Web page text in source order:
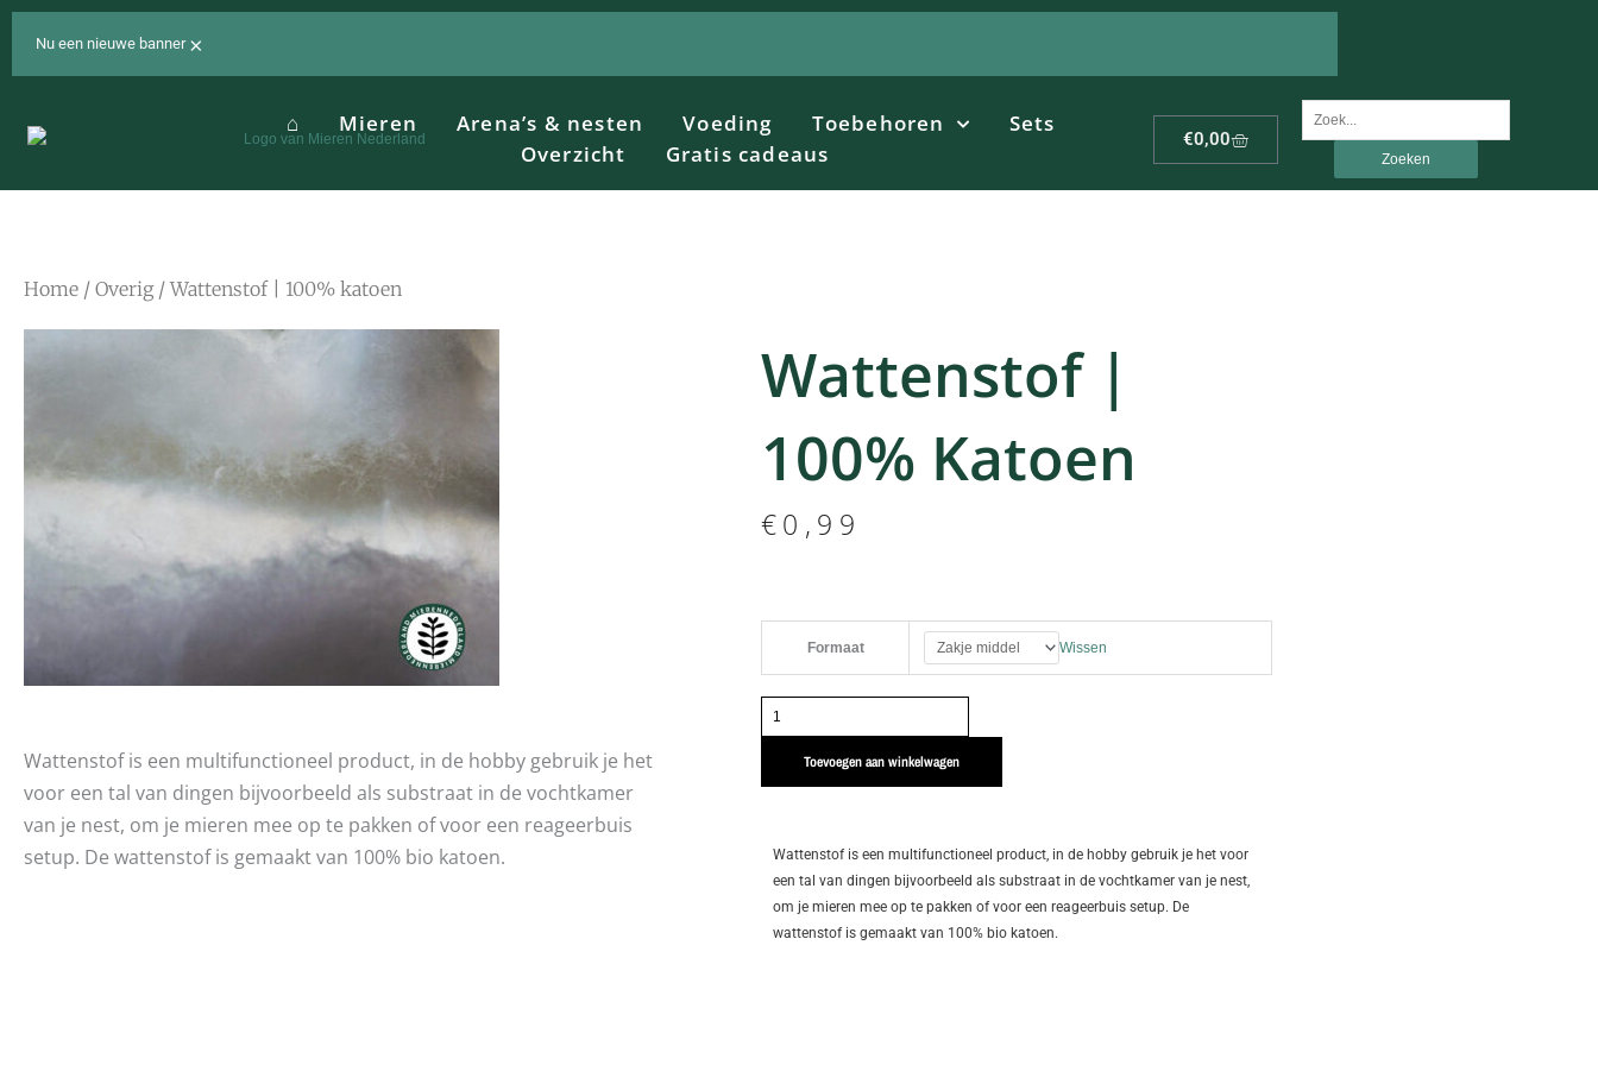
Ga
Nu een nieuwe banner ×
⌂ Mieren Arena’s & nesten Voeding Toebehoren
Sets
Overzicht
Gratis cadeaus
€0,00Winkelwagen
Zoek
naar:
Home / Overig/ Wattenstof | 100% katoen
Wattenstof is een multifunctioneel product, in de hobby gebruik je het
voor een tal van dingen bijvoorbeeld als substraat in de vochtkamer
van je nest, om je mieren mee op te pakken of voor een reageerbuis
setup. De wattenstof is gemaakt van 100% bio katoen.
Wattenstof |
100% Katoen
€0,99
Formaat Wissen
katoen
aantal
Toevoegen aan winkelwagen
Wattenstof is een multifunctioneel product, in de hobby gebruik je het voor
een tal van dingen bijvoorbeeld als substraat in de vochtkamer van je nest,
om je mieren mee op te pakken of voor een reageerbuis setup. De
wattenstof is gemaakt van 100% bio katoen.